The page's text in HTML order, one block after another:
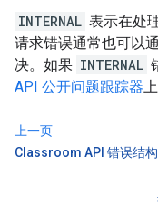
INTERNAL 表示在处
请求错误通常也可以
决。如果 INTERNAL
API 公开问题跟踪器
上一页
Classroom API 错误结构